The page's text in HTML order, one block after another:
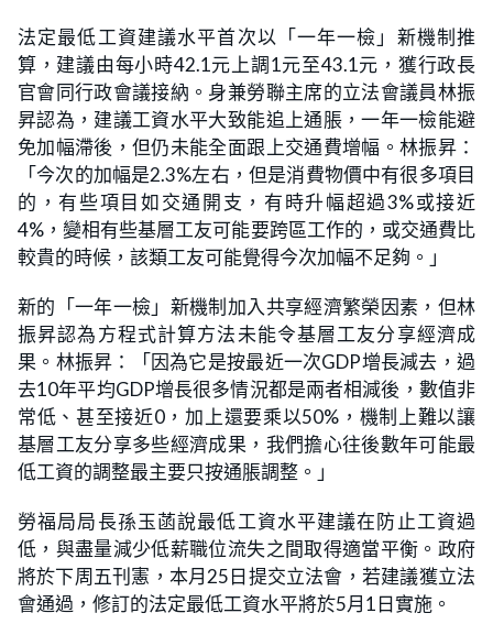
%
法定最低工資建議水平首次以「一年一檢」新機制推
算，建議由每小時42.1元上調1元至43.1元，獲行政長
官會同行政會議接納。身兼勞聯主席的立法會議員林振
昇認為，建議工資水平大致能追上通脹，一年一檢能避
免加幅滯後，但仍未能全面跟上交通費增幅。林振昇：
「今次的加幅是2.3%左右，但是消費物價中有很多項目
的，有些項目如交通開支，有時升幅超過3%或接近
4%，變相有些基層工友可能要跨區工作的，或交通費比
較貴的時候，該類工友可能覺得今次加幅不足夠。」
新的「一年一檢」新機制加入共享經濟繁榮因素，但林
振昇認為方程式計算方法未能令基層工友分享經濟成
果。林振昇：「因為它是按最近一次GDP增長減去，過
去10年平均GDP增長很多情況都是兩者相減後，數值非
常低、甚至接近0，加上還要乘以50%，機制上難以讓
基層工友分享多些經濟成果，我們擔心往後數年可能最
低工資的調整最主要只按通脹調整。」
勞福局局長孫玉菡說最低工資水平建議在防止工資過
低，與盡量減少低薪職位流失之間取得適當平衡。政府
將於下周五刊憲，本月25日提交立法會，若建議獲立法
會通過，修訂的法定最低工資水平將於5月1日實施。